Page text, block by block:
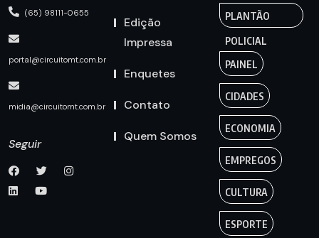
(65) 98111-0655
portal@circuitomt.com.br
midia@circuitomt.com.br
Seguir
Edição
Impressa
Enquetes
Contato
Quem Somos
PLANTÃO
POLICIAL
PAINEL
CIDADES
ECONOMIA
EMPREGOS
CULTURA
ESPORTE